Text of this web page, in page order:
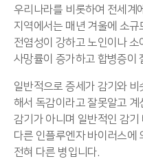
우리나라를 비롯하여 전세계
지역에서는 매년 겨울에 소
전염성이 강하고 노인이나
사망률이 증가하고 합병증이
일반적으로 증세가 감기와
해서 독감이라고 잘못알고
감기가 아니며 일반적인 감기
다른 인플루엔자 바이러스에
전혀 다른 병입니다.